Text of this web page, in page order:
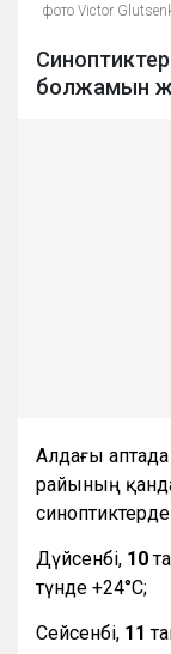
фото Victor
Синоптиктер
болжамын
Алдағы
райының
Дүйсенбі, 10
түнде +24°С;
Сейсенбі, 11